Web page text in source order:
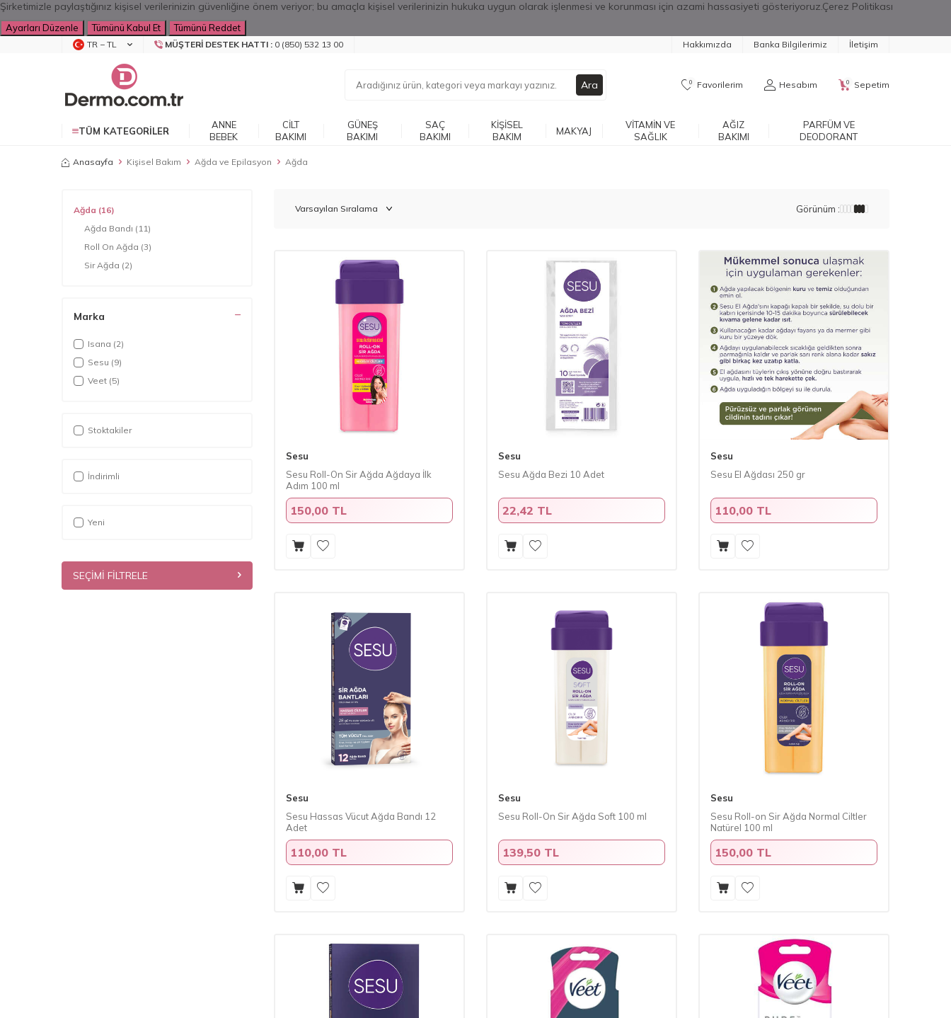
Şirketimizle paylaştığınız kişisel verilerinizin güvenliğine önem veriyor; bu amaçla kişisel verilerinizin hukuka uygun olarak işlenmesi ve korunması için azami hassasiyeti gösteriyoruz.Çerez Politikası
Ayarları Düzenle Tümünü Kabul Et Tümünü Reddet
TR − TL MÜŞTERI DESTEK HATTI : 0 (850) 532 13 00 Hakkımızda Banka Bilgilerimiz İletişim
Ara 0 Favorilerim Hesabım 0 Sepetim
TÜM KATEGORILER
ANNE
BEBEK
CILT
BAKIMI
GÜNEŞ
BAKIMI
SAÇ
BAKIMI
KIŞISEL
BAKIM
MAKYAJ
VITAMIN VE
SAĞLIK
AĞIZ
BAKIMI
PARFÜM VE
DEODORANT
Anasayfa Kişisel Bakım Ağda ve Epilasyon Ağda
Ağda (16)
Ağda Bandı (11)
Roll On Ağda (3)
Sir Ağda (2)
Marka
Isana (2)
Sesu (9)
Veet (5)
Stoktakiler
İndirimli
Yeni
SEÇIMI FILTRELE
Görünüm :
Sesu
Sesu Roll-On Sir Ağda Ağdaya İlk
Adım 100 ml
150,00 TL
Sesu
Sesu Ağda Bezi 10 Adet
22,42 TL
Sesu
Sesu El Ağdası 250 gr
110,00 TL
Sesu
Sesu Hassas Vücut Ağda Bandı 12
Adet
110,00 TL
Sesu
Sesu Roll-On Sir Ağda Soft 100 ml
139,50 TL
Sesu
Sesu Roll-on Sir Ağda Normal Ciltler
Natürel 100 ml
150,00 TL